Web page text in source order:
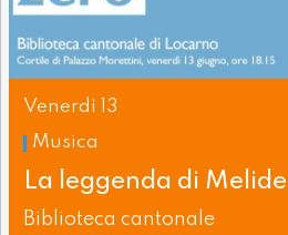
Venerdì 13
Musica
La leggenda di Melide
Biblioteca cantonale